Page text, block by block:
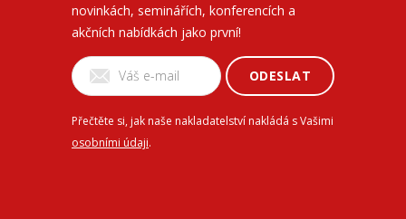
novinkách, seminářích, konferencích a
akčních nabídkách jako první!
ODESLAT
Přečtěte si, jak naše nakladatelství nakládá s Vašimi
osobními údaji.